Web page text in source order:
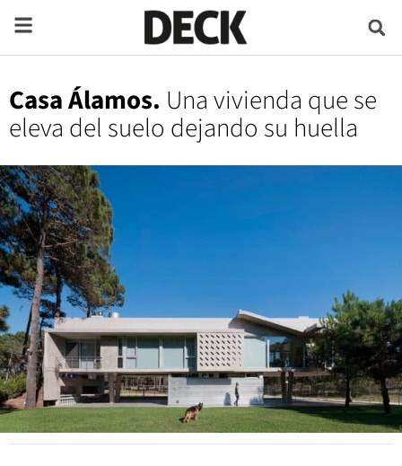
Casa Álamos. Una vivienda que se
eleva del suelo dejando su huella